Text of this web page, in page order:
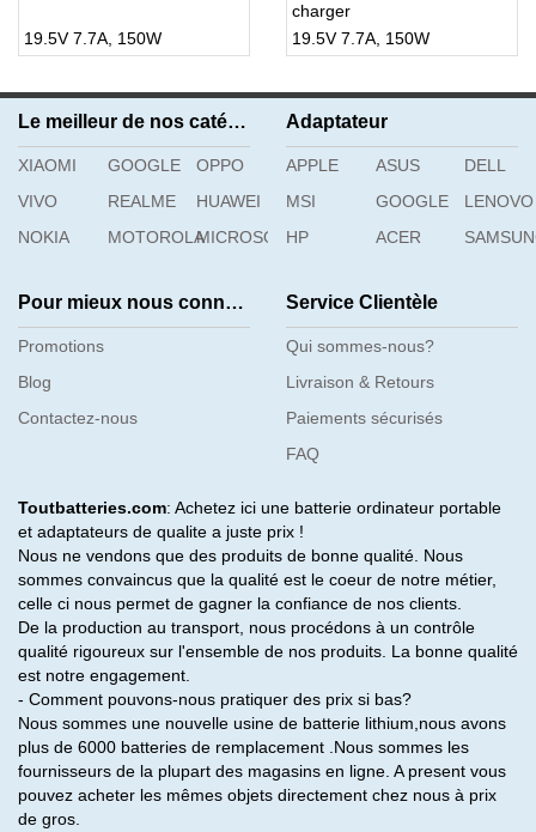
19.5V 7.7A, 150W
charger
19.5V 7.7A, 150W
Le meilleur de nos catégories
XIAOMI GOOGLE
OPPO
VIVO
REALME
HUAWEI
NOKIA
MOTOROLAMICROSOFT
Adaptateur
APPLE ASUS
DELL
MSI
GOOGLE
LENOVO
HP
ACER
Pour mieux nous connaître
Promotions
Blog
Contactez-nous
Service Clientèle
Qui sommes-nous?
Livraison & Retours
Paiements sécurisés
FAQ
Toutbatteries.com: Achetez ici une batterie ordinateur portable
et adaptateurs de qualite a juste prix !
Nous ne vendons que des produits de bonne qualité. Nous
sommes convaincus que la qualité est le coeur de notre métier,
celle ci nous permet de gagner la confiance de nos clients.
De la production au transport, nous procédons à un contrôle
qualité rigoureux sur l'ensemble de nos produits. La bonne qualité
est notre engagement.
- Comment pouvons-nous pratiquer des prix si bas?
Nous sommes une nouvelle usine de batterie lithium,nous avons
plus de 6000 batteries de remplacement .Nous sommes les
fournisseurs de la plupart des magasins en ligne. A present vous
pouvez acheter les mêmes objets directement chez nous à prix
de gros.